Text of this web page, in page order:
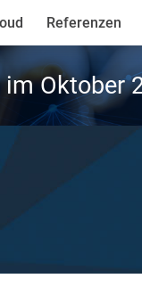
Referenzen
im Oktober